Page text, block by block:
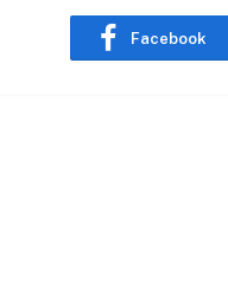
Facebook